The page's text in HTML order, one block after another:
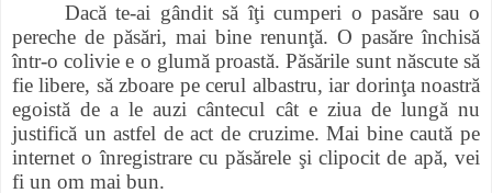
Dacă te-ai gândit să îţi cumperi o pasăre sau o
pereche de păsări, mai bine renunţă. O pasăre închisă
într-o colivie e o glumă proastă. Păsările sunt născute să
fie libere, să zboare pe cerul albastru, iar dorinţa noastră
egoistă de a le auzi cântecul cât e ziua de lungă nu
justifică un astfel de act de cruzime. Mai bine caută pe
internet o înregistrare cu păsărele şi clipocit de apă, vei
fi un om mai bun.